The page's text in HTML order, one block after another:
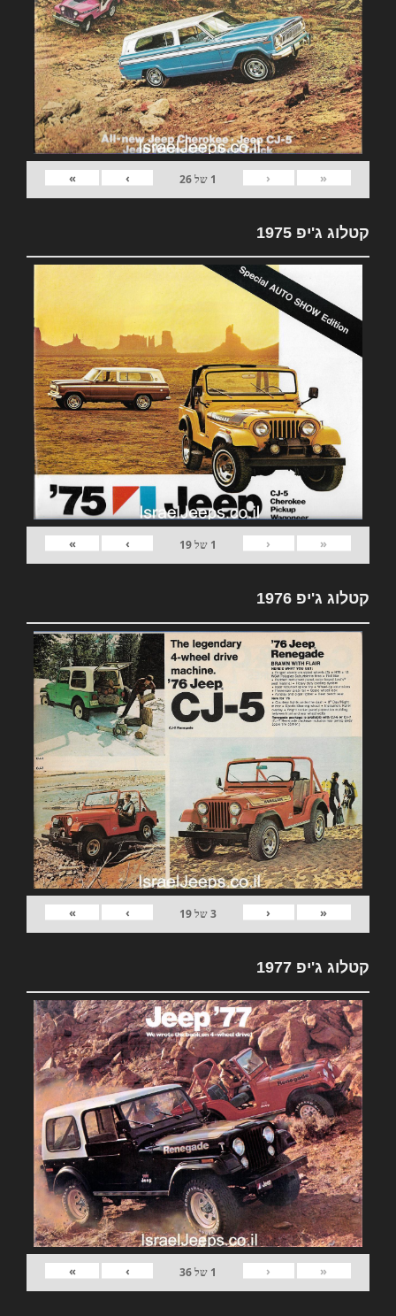
«
‹
1 של26
›
»
קטלוג ג'יפ 1975
«
‹
1 של19
›
»
קטלוג ג'יפ 1976
«
‹
3של19
›
»
קטלוג ג'יפ 1977
«
‹
1 של36
›
»